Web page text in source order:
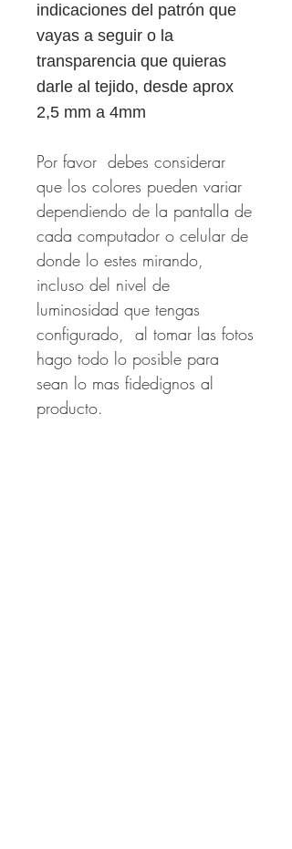
indicaciones del patrón que
vayas a seguir o la
transparencia que quieras
darle al tejido, desde aprox
2,5 mm a 4mm
Por favor debes considerar
que los colores pueden variar
dependiendo de la pantalla de
cada computador o celular de
donde lo estes mirando,
incluso del nivel de
luminosidad que tengas
configurado, al tomar las fotos
hago todo lo posible para
sean lo mas fidedignos al
producto.